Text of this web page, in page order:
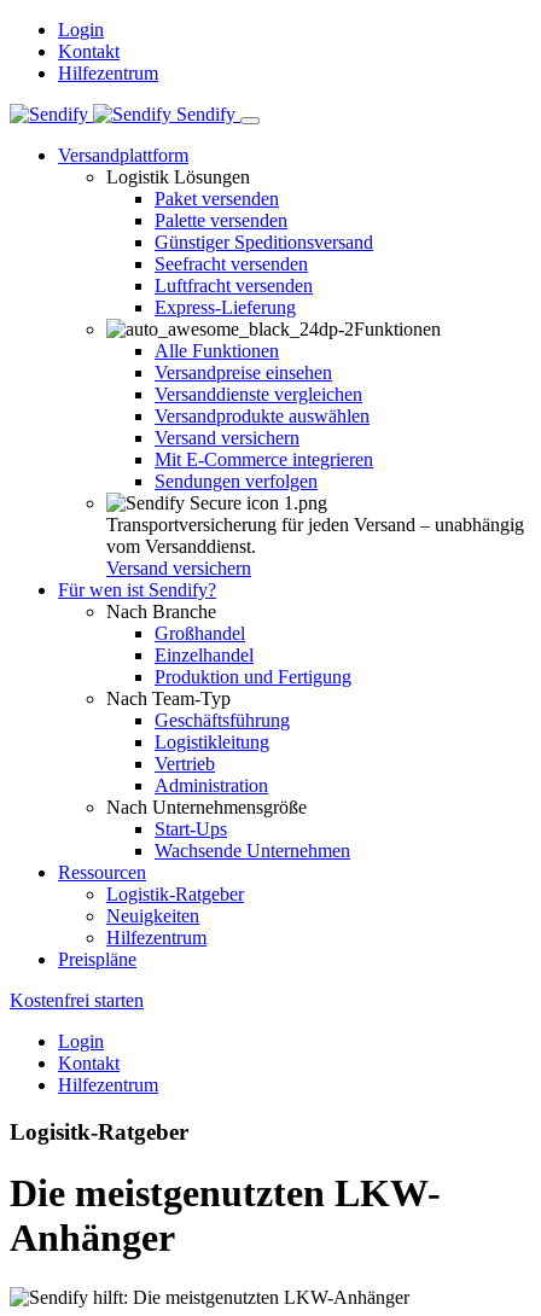
Login
Kontakt
Hilfezentrum
Sendify
Versandplattform
Logistik Lösungen
Paket versenden
Palette versenden
Günstiger Speditionsversand
Seefracht versenden
Luftfracht versenden
Express-Lieferung
Funktionen
Alle Funktionen
Versandpreise einsehen
Versanddienste vergleichen
Versandprodukte auswählen
Versand versichern
Mit E-Commerce integrieren
Sendungen verfolgen
Transportversicherung für jeden Versand – unabhängig
vom Versanddienst.
Versand versichern
Für wen ist Sendify?
Nach Branche
Großhandel
Einzelhandel
Produktion und Fertigung
Nach Team-Typ
Geschäftsführung
Logistikleitung
Vertrieb
Administration
Nach Unternehmensgröße
Start-Ups
Wachsende Unternehmen
Ressourcen
Logistik-Ratgeber
Neuigkeiten
Hilfezentrum
Preispläne
Kostenfrei starten
Login
Kontakt
Hilfezentrum
Logisitk-Ratgeber
Die meistgenutzten LKW-
Anhänger